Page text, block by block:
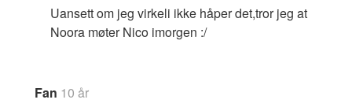
Uansett om jeg virkeli ikke håper det,tror jeg at
Noora møter Nico imorgen :/
Fan 10 år